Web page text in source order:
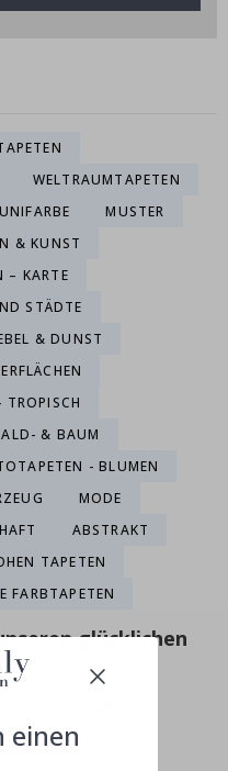
WELTRAUMTAPETEN
UNIFARBE
MUSTER
& KUNST
– KARTE
STÄDTE
& DUNST
& BAUM
- BLUMEN
MODE
ABSTRAKT
TAPETEN
FARBTAPETEN
glücklichen
einen